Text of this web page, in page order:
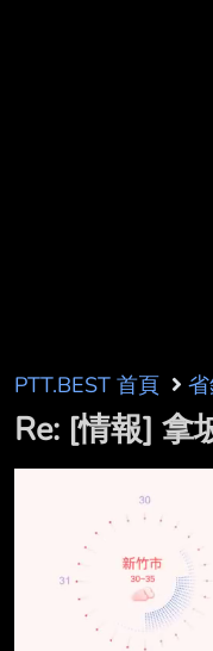
PTT.BEST 首頁
Re: [情報] 拿